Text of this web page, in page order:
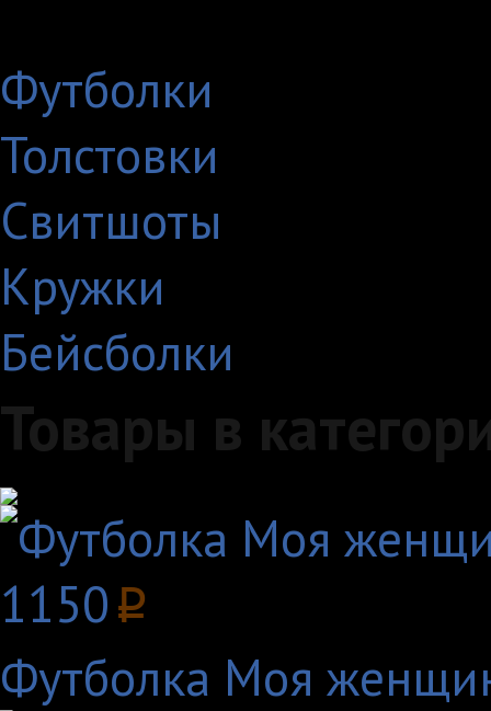
Футболки
Толстовки
Свитшоты
Кружки
Бейсболки
Товары в
1150p
Футболка Моя